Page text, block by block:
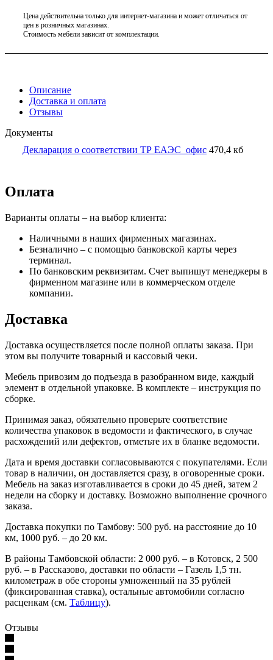
Цена действительна только для интернет-магазина и может отличаться от
цен в розничных магазинах.
Стоимость мебели зависит от комплектации.
Описание
Доставка и оплата
Отзывы
Документы
Декларация о соответствии ТР ЕАЭС_офис 470,4 кб
Оплата
Варианты оплаты – на выбор клиента:
Наличными в наших фирменных магазинах.
Безналично – с помощью банковской карты через
терминал.
По банковским реквизитам. Счет выпишут менеджеры в
фирменном магазине или в коммерческом отделе
компании.
Доставка
Доставка осуществляется после полной оплаты заказа. При
этом вы получите товарный и кассовый чеки.
Мебель привозим до подъезда в разобранном виде, каждый
элемент в отдельной упаковке. В комплекте – инструкция по
сборке.
Принимая заказ, обязательно проверьте соответствие
количества упаковок в ведомости и фактического, в случае
расхождений или дефектов, отметьте их в бланке ведомости.
Дата и время доставки согласовываются с покупателями. Если
товар в наличии, он доставляется сразу, в оговоренные сроки.
Мебель на заказ изготавливается в сроки до 45 дней, затем 2
недели на сборку и доставку. Возможно выполнение срочного
заказа.
Доставка покупки по Тамбову: 500 руб. на расстояние до 10
км, 1000 руб. – до 20 км.
В районы Тамбовской области: 2 000 руб. – в Котовск, 2 500
руб. – в Рассказово, доставки по области – Газель 1,5 тн.
километраж в обе стороны умноженный на 35 рублей
(фиксированная ставка), остальные автомобили согласно
расценкам (см. Таблицу).
Отзывы